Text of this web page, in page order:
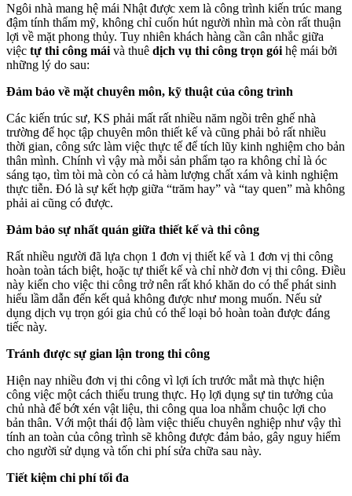
Ngôi nhà mang hệ mái Nhật được xem là công trình kiến trúc mang
đậm tính thẩm mỹ, không chỉ cuốn hút người nhìn mà còn rất thuận
lợi về mặt phong thủy. Tuy nhiên khách hàng cần cân nhắc giữa
việc tự thi công mái và thuê dịch vụ thi công trọn gói hệ mái bởi
những lý do sau:
Đảm bảo về mặt chuyên môn, kỹ thuật của công trình
Các kiến trúc sư, KS phải mất rất nhiều năm ngồi trên ghế nhà
trường để học tập chuyên môn thiết kế và cũng phải bỏ rất nhiều
thời gian, công sức làm việc thực tế để tích lũy kinh nghiệm cho bản
thân mình. Chính vì vậy mà mỗi sản phẩm tạo ra không chỉ là óc
sáng tạo, tìm tòi mà còn có cả hàm lượng chất xám và kinh nghiệm
thực tiễn. Đó là sự kết hợp giữa “trăm hay” và “tay quen” mà không
phải ai cũng có được.
Đảm bảo sự nhất quán giữa thiết kế và thi công
Rất nhiều người đã lựa chọn 1 đơn vị thiết kế và 1 đơn vị thi công
hoàn toàn tách biệt, hoặc tự thiết kế và chỉ nhờ đơn vị thi công. Điều
này kiến cho việc thi công trở nên rất khó khăn do có thể phát sinh
hiểu lầm dẫn đến kết quả không được như mong muốn. Nếu sử
dụng dịch vụ trọn gói gia chủ có thể loại bỏ hoàn toàn được đáng
tiếc này.
Tránh được sự gian lận trong thi công
Hiện nay nhiều đơn vị thi công vì lợi ích trước mắt mà thực hiện
công việc một cách thiếu trung thực. Họ lợi dụng sự tin tưởng của
chủ nhà để bớt xén vật liệu, thi công qua loa nhằm chuộc lợi cho
bản thân. Với một thái độ làm việc thiếu chuyên nghiệp như vậy thì
tính an toàn của công trình sẽ không được đảm bảo, gây nguy hiểm
cho người sử dụng và tốn chi phí sửa chữa sau này.
Tiết kiệm chi phí tối đa